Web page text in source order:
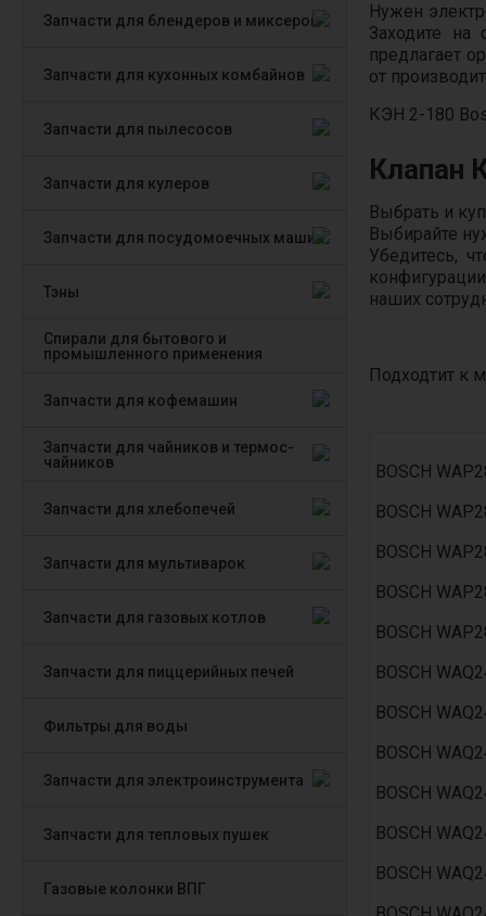
Запчасти для блендеров и миксеров
Запчасти для кухонных комбайнов
Запчасти для пылесосов
Запчасти для кулеров
Запчасти для посудомоечных машин
Тэны
Спирали для бытового и
промышленного применения
Запчасти для кофемашин
Запчасти для чайников и термос-
чайников
Запчасти для хлебопечей
Запчасти для мультиварок
Запчасти для газовых котлов
Запчасти для пиццерийных печей
Фильтры для воды
Запчасти для электроинструмента
Запчасти для тепловых пушек
Газовые колонки ВПГ
Нужен
Заходите на
предлагает
от
КЭН 2-180
Клапан
Выбрать и
Выбирайте
Убедитесь,
наших
Подходтит к
BOSCH
BOSCH
BOSCH
BOSCH
BOSCH
BOSCH
BOSCH
BOSCH
BOSCH
BOSCH
BOSCH